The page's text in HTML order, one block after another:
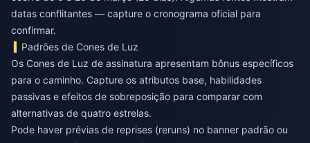
datas conflitantes — capture o cronograma oficial para
confirmar.
Padrões de Cones de Luz
Os Cones de Luz de assinatura apresentam bônus específicos
para o caminho. Capture os atributos base, habilidades
passivas e efeitos de sobreposição para comparar com
alternativas de quatro estrelas.
Pode haver prévias de reprises (reruns) no banner padrão ou